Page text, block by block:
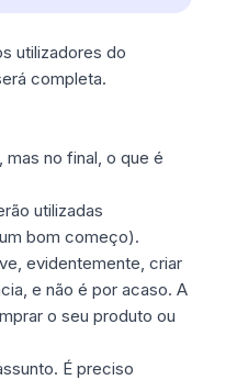
utilizadores do
completa.
mas no final, o que é
utilizadas
bom começo).
evidentemente, criar
e não é por acaso. A
o seu produto ou
É preciso